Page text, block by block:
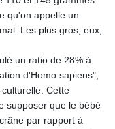
qu'on appelle un
Les plus gros, eux,
un ratio de 28% à
d'Homo sapiens",
Cette
supposer que le bébé
par rapport à